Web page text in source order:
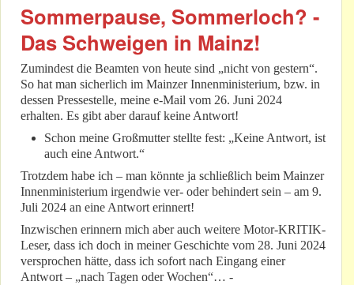
Sommerpause, Sommerloch? -
Das Schweigen in Mainz!
Zumindest die Beamten von heute sind „nicht von gestern“.
So hat man sicherlich im Mainzer Innenministerium, bzw. in
dessen Pressestelle, meine e-Mail vom 26. Juni 2024
erhalten. Es gibt aber darauf keine Antwort!
Schon meine Großmutter stellte fest: „Keine Antwort, ist
auch eine Antwort.“
Trotzdem habe ich – man könnte ja schließlich beim Mainzer
Innenministerium irgendwie ver- oder behindert sein – am 9.
Juli 2024 an eine Antwort erinnert!
Inzwischen erinnern mich aber auch weitere Motor-KRITIK-
Leser, dass ich doch in meiner Geschichte vom 28. Juni 2024
versprochen hätte, dass ich sofort nach Eingang einer
Antwort – „nach Tagen oder Wochen“… -